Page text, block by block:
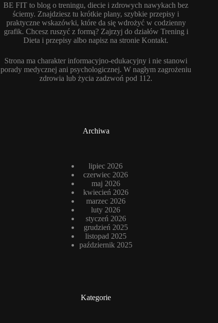
BE FIT to blog o treningu, diecie i zdrowych nawykach bez
ściemy. Znajdziesz tu krótkie plany, szybkie przepisy i
praktyczne wskazówki, które da się wdrożyć w codzienny
grafik. Chcesz ruszyć z formą? Zajrzyj do działów Trening i
Dieta i przepisy albo napisz na stronie Kontakt.
Strona ma charakter informacyjno-edukacyjny i nie stanowi
porady medycznej ani psychologicznej. W nagłym zagrożeniu
zdrowia lub życia zadzwoń pod 112.
Archiwa
lipiec 2026
czerwiec 2026
maj 2026
kwiecień 2026
marzec 2026
luty 2026
styczeń 2026
grudzień 2025
listopad 2025
październik 2025
Kategorie